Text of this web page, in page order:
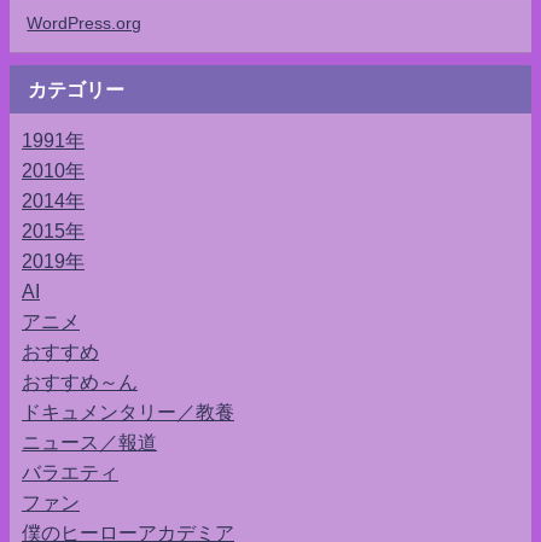
WordPress.org
カテゴリー
1991年
2010年
2014年
2015年
2019年
AI
アニメ
おすすめ
おすすめ～ん
ドキュメンタリー／教養
ニュース／報道
バラエティ
ファン
僕のヒーローアカデミア